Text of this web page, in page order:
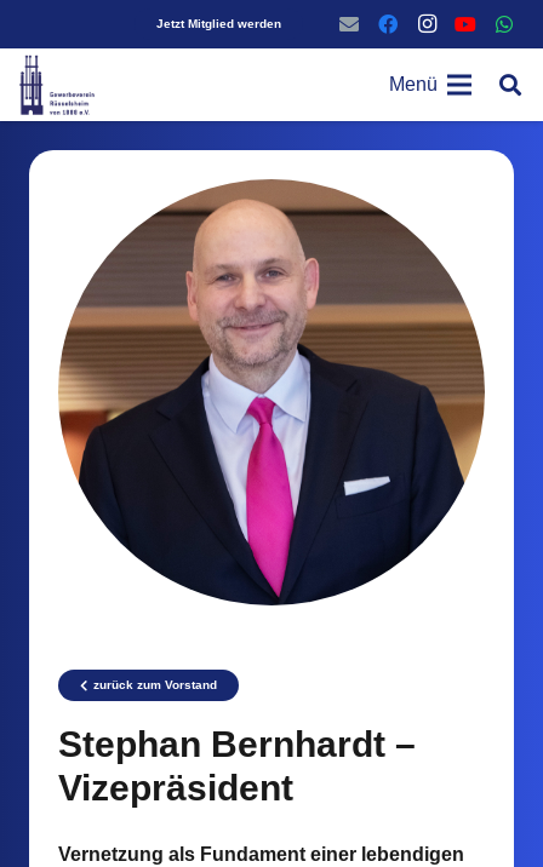
Jetzt Mitglied werden
Menü
zurück zum Vorstand
Stephan Bernhardt –
Vizepräsident
Vernetzung als Fundament einer lebendigen